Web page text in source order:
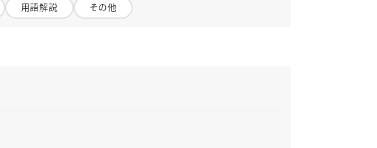
用語解説 その他